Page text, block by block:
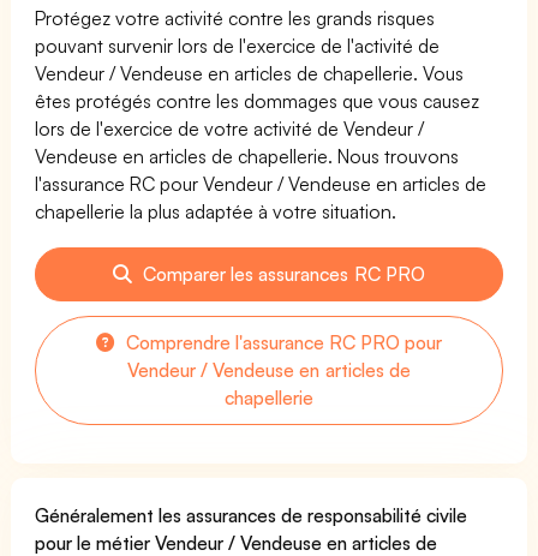
Protégez votre activité contre les grands risques
pouvant survenir lors de l'exercice de l'activité de
Vendeur / Vendeuse en articles de chapellerie. Vous
êtes protégés contre les dommages que vous causez
lors de l'exercice de votre activité de Vendeur /
Vendeuse en articles de chapellerie. Nous trouvons
l'assurance RC pour Vendeur / Vendeuse en articles de
chapellerie la plus adaptée à votre situation.
Comparer les assurances RC PRO
Comprendre l'assurance RC PRO pour
Vendeur / Vendeuse en articles de
chapellerie
Généralement les assurances de responsabilité civile
pour le métier Vendeur / Vendeuse en articles de